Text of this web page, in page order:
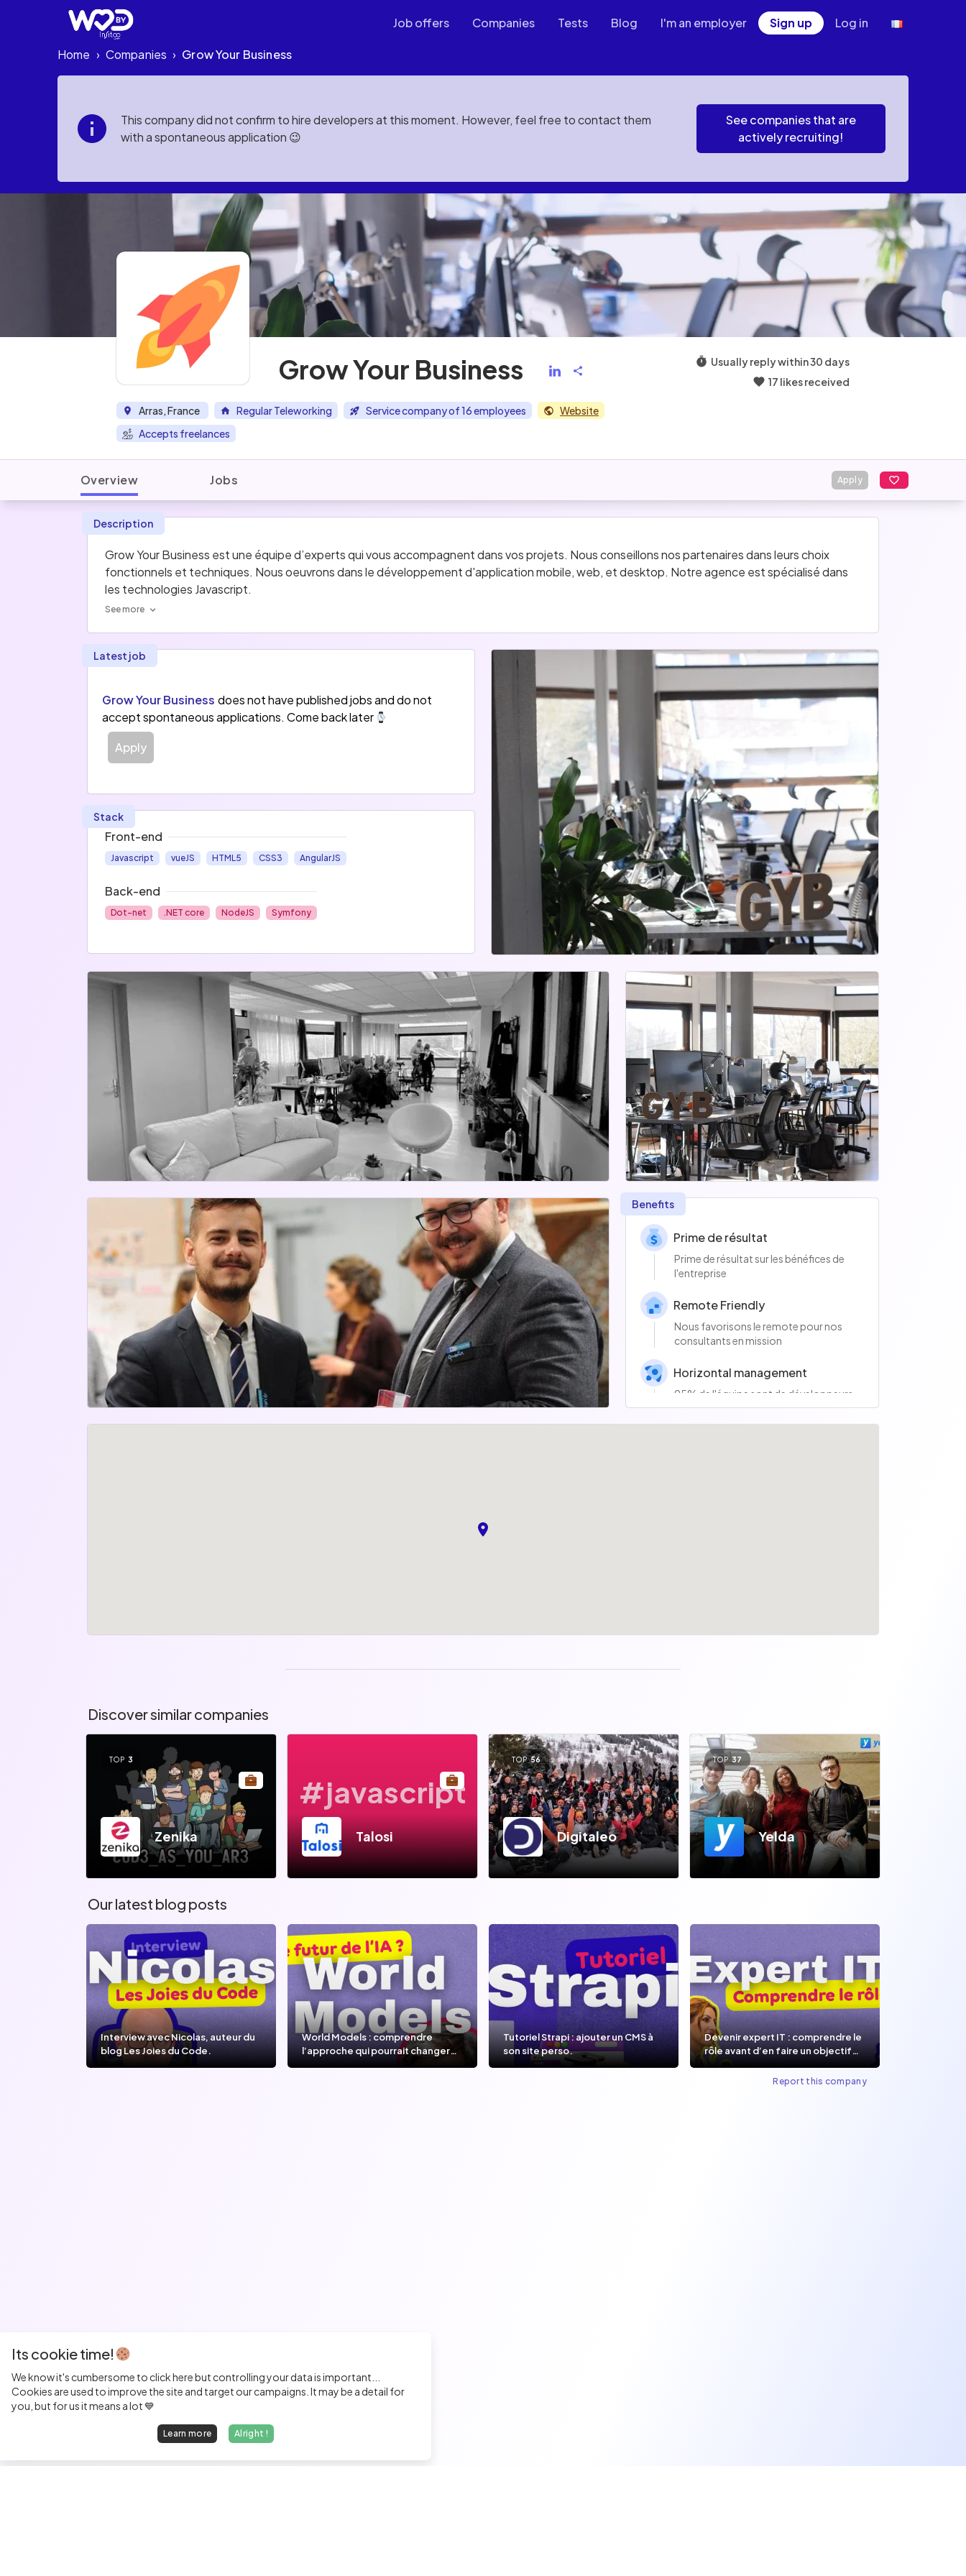
Job offers Companies Tests Blog I'm an employer Sign up Log in
Home › Companies › Grow Your Business
This company did not confirm to hire developers at this moment. However, feel free to contact them
with a spontaneous application 😉
See companies that are
actively recruiting!
Grow Your Business
Arras, France Regular Teleworking Service company of 16 employees
Website
Accepts freelances
Usually reply within 30 days
17 likes received
Overview Jobs Apply
Description
Grow Your Business est une équipe d’experts qui vous accompagnent dans vos projets. Nous conseillons nos partenaires dans leurs choix
fonctionnels et techniques. Nous oeuvrons dans le développement d'application mobile, web, et desktop. Notre agence est spécialisé dans
les technologies Javascript.
See more
Latest job
Grow Your Business does not have published jobs and do not
accept spontaneous applications. Come back later
Apply
Stack
Front-end
Javascript vueJS HTML5 CSS3 AngularJS
Back-end
Dot-net .NET core NodeJS Symfony
Mobile
React Native
Benefits
Prime de résultat
Prime de résultat sur les bénéfices de
l'entreprise
Remote Friendly
Nous favorisons le remote pour nos
consultants en mission
Horizontal management
95% de l'équipe sont de développeurs
et développeuses
Discover similar companies
TOP 3
Zenika
#javascript
Talosi
TOP 56
Digitaleo
TOP 37
Yelda
Our latest blog posts
Interview avec Nicolas, auteur du
blog Les Joies du Code.
World Models : comprendre
l’approche qui pourrait changer
Tutoriel Strapi : ajouter un CMS à
son site perso.
Devenir expert IT : comprendre le
rôle avant d’en faire un objectif
de carrière.
Report this company
Its cookie time!
We know it's cumbersome to click here but controlling your data is important...
Cookies are used to improve the site and target our campaigns. It may be a detail for
you, but for us it means a lot 💙
Learn more Alright !